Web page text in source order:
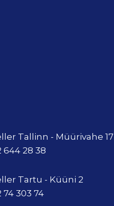
Tallinn - Müürivahe 17
644 28 38
Tartu - Küüni 2
74 303 74